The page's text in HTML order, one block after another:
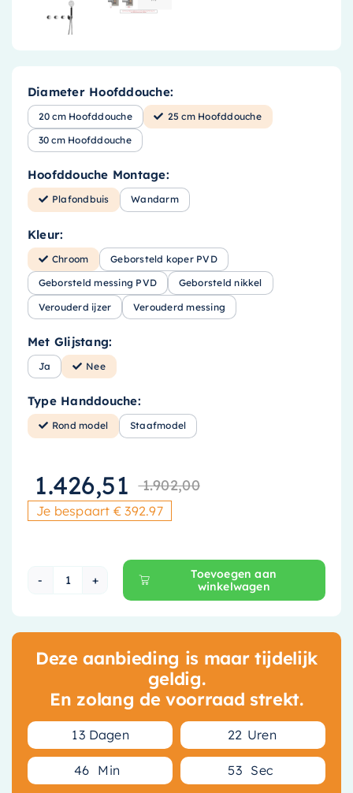
Diameter Hoofddouche:
20 cm Hoofddouche 25 cm Hoofddouche
30 cm Hoofddouche
Hoofddouche Montage:
Plafondbuis Wandarm
Kleur:
Chroom Geborsteld koper PVD
Geborsteld messing PVD Geborsteld nikkel
Verouderd ijzer Verouderd messing
Met Glijstang:
Ja Nee
Type Handdouche:
Rond model Staafmodel
1.902,00
1.426,51 Huidige
Je bespaart € 392.97
Hotbath Cobber X Inbouw Doucheset - 25 cm
Toevoegen aan
winkelwagen
Deze aanbieding is maar tijdelijk
geldig.
En zolang de voorraad strekt.
13 Dagen 22 Uren
46 Min 53 Sec